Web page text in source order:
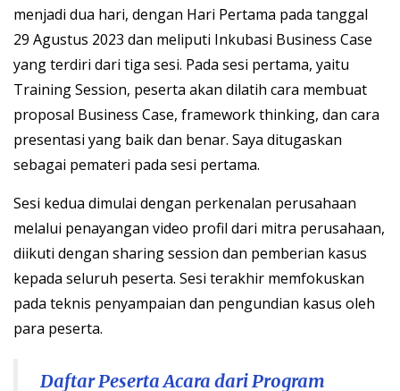
menjadi dua hari, dengan Hari Pertama pada tanggal
29 Agustus 2023 dan meliputi Inkubasi Business Case
yang terdiri dari tiga sesi. Pada sesi pertama, yaitu
Training Session, peserta akan dilatih cara membuat
proposal Business Case, framework thinking, dan cara
presentasi yang baik dan benar. Saya ditugaskan
sebagai pemateri pada sesi pertama.
Sesi kedua dimulai dengan perkenalan perusahaan
melalui penayangan video profil dari mitra perusahaan,
diikuti dengan sharing session dan pemberian kasus
kepada seluruh peserta. Sesi terakhir memfokuskan
pada teknis penyampaian dan pengundian kasus oleh
para peserta.
Daftar Peserta Acara dari Program